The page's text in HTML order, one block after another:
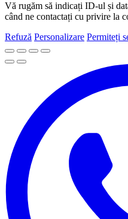
Vă rugăm să indicați ID-ul și
când ne contactați cu privire la
Refuză Personalizare Permiteți